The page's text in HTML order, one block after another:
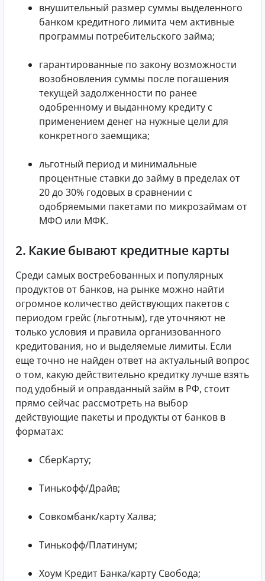
внушительный размер суммы выделенного
банком кредитного лимита чем активные
программы потребительского займа;
гарантированные по закону возможности
возобновления суммы после погашения
текущей задолженности по ранее
одобренному и выданному кредиту с
применением денег на нужные цели для
конкретного заемщика;
льготный период и минимальные
процентные ставки до займу в пределах от
20 до 30% годовых в сравнении с
одобряемыми пакетами по микрозаймам от
МФО или МФК.
2. Какие бывают кредитные карты
Среди самых востребованных и популярных
продуктов от банков, на рынке можно найти
огромное количество действующих пакетов с
периодом грейс (льготным), где уточняют не
только условия и правила организованного
кредитования, но и выделяемые лимиты. Если
еще точно не найден ответ на актуальный вопрос
о том, какую действительно кредитку лучше взять
под удобный и оправданный займ в РФ, стоит
прямо сейчас рассмотреть на выбор
действующие пакеты и продукты от банков в
форматах:
СберКарту;
Тинькофф/Драйв;
Совкомбанк/карту Халва;
Тинькофф/Платинум;
Хоум Кредит Банка/карту Свобода;